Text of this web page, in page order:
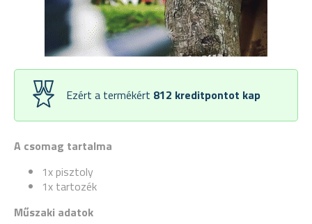
A csomag tartalma
1x pisztoly
1x tartozék
Műszaki adatok
Ezért a termékért 812 kreditpontot kap